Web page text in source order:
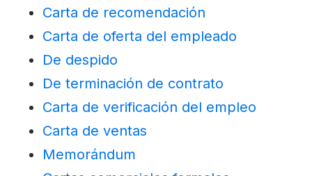
Carta de recomendación
Carta de oferta del empleado
De despido
De terminación de contrato
Carta de verificación del empleo
Carta de ventas
Memorándum